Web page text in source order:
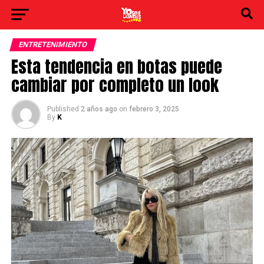
ENTRETENIMIENTO
Esta tendencia en botas puede
cambiar por completo un look
Published 2 años ago on febrero 3, 2025
By K